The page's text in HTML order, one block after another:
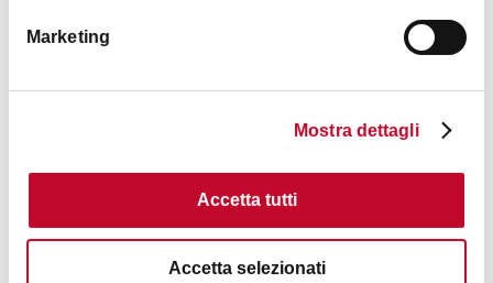
Marketing
Mostra dettagli
Accetta tutti
Accetta selezionati